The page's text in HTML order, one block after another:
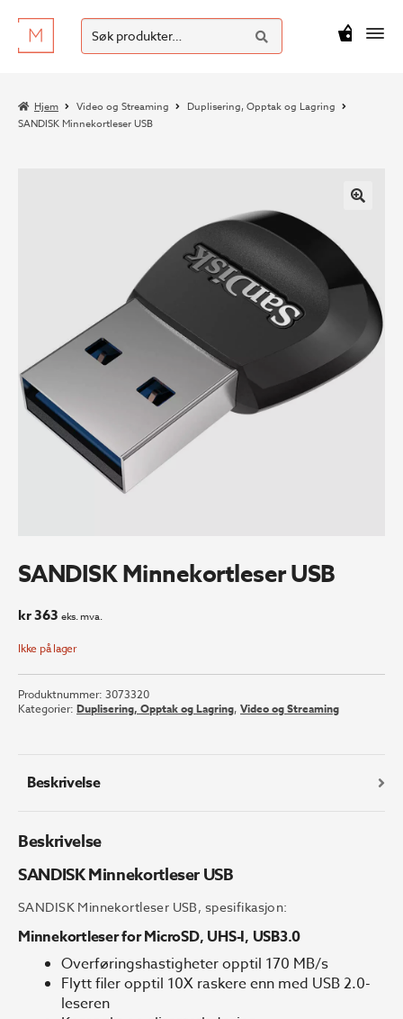
Hopp
til
Hopp
til
Søk
etter:
SØK
kr0
Hjem Video og Streaming
Duplisering, Opptak og Lagring
SANDISK Minnekortleser USB
SANDISK Minnekortleser USB
kr363 eks. mva.
Ikke på lager
Produktnummer: 3073320
Kategorier: Duplisering, Opptak og Lagring, Video og Streaming
Beskrivelse
Beskrivelse
SANDISK Minnekortleser USB
SANDISK Minnekortleser USB, spesifikasjon:
Minnekortleser for MicroSD, UHS-I, USB3.0
Overføringshastigheter opptil 170 MB/s
Flytt filer opptil 10X raskere enn med USB 2.0-
leseren